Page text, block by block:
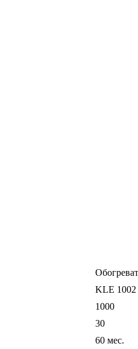
KLE 1002
1000
30
60 мес.